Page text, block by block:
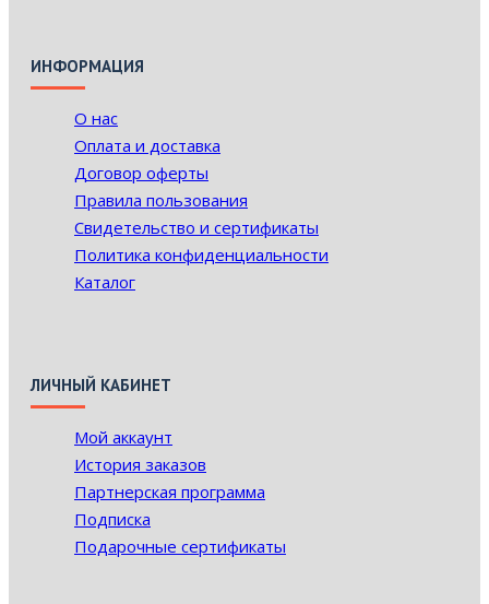
ИНФОРМАЦИЯ
О нас
Оплата и доставка
Договор оферты
Правила пользования
Свидетельство и сертификаты
Политика конфиденциальности
Каталог
ЛИЧНЫЙ КАБИНЕТ
Мой аккаунт
История заказов
Партнерская программа
Подписка
Подарочные сертификаты